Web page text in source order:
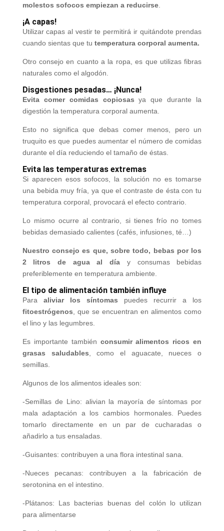
molestos sofocos empiezan a reducirse.
¡A capas!
Utilizar capas al vestir te permitirá ir quitándote prendas
cuando sientas que tu temperatura corporal aumenta.
Otro consejo en cuanto a la ropa, es que utilizas fibras
naturales como el algodón.
Disgestiones pesadas… ¡Nunca!
Evita comer comidas copiosas ya que durante la
digestión la temperatura corporal aumenta.
Esto no significa que debas comer menos, pero un
truquito es que puedes aumentar el número de comidas
durante el día reduciendo el tamaño de éstas.
Evita las temperaturas extremas
Si aparecen esos sofocos, la solución no es tomarse
una bebida muy fría, ya que el contraste de ésta con tu
temperatura corporal, provocará el efecto contrario.
Lo mismo ocurre al contrario, si tienes frío no tomes
bebidas demasiado calientes (cafés, infusiones, té…)
Nuestro consejo es que, sobre todo, bebas por los
2 litros de agua al día y consumas bebidas
preferiblemente en temperatura ambiente.
El tipo de alimentación también influye
Para aliviar los síntomas puedes recurrir a los
fitoestrógenos , que se encuentran en alimentos como
el lino y las legumbres.
Es importante también consumir alimentos ricos en
grasas saludables , como el aguacate, nueces o
semillas.
Algunos de los alimentos ideales son:
-Semillas de Lino: alivian la mayoría de síntomas por
mala adaptación a los cambios hormonales. Puedes
tomarlo directamente en un par de cucharadas o
añadirlo a tus ensaladas.
-Guisantes: contribuyen a una flora intestinal sana.
-Nueces pecanas: contribuyen a la fabricación de
serotonina en el intestino.
-Plátanos: Las bacterias buenas del colón lo utilizan
para alimentarse